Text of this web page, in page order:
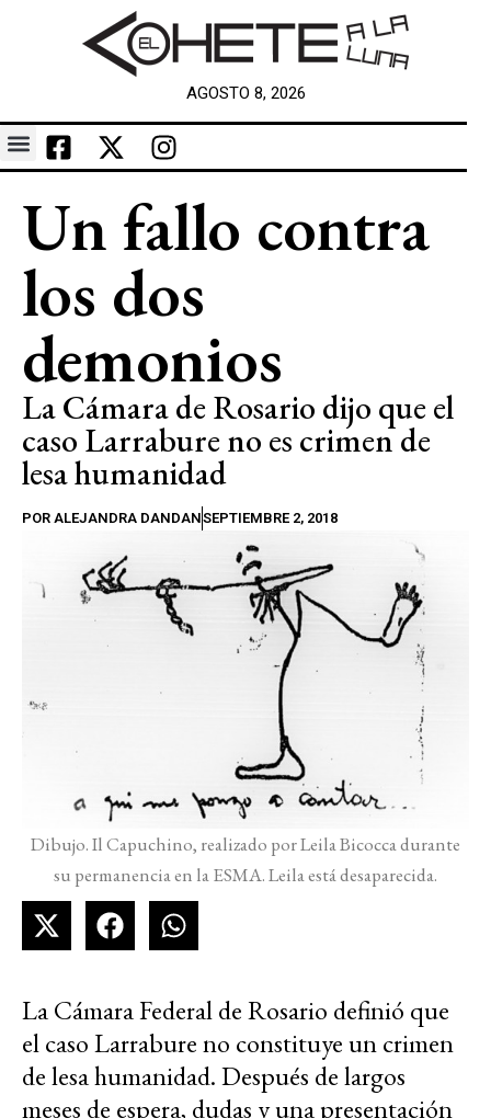
AGOSTO 8, 2026
Un fallo contra
los dos
demonios
La Cámara de Rosario dijo que el
caso Larrabure no es crimen de
lesa humanidad
POR ALEJANDRA DANDANSEPTIEMBRE 2, 2018
Dibujo. Il Capuchino, realizado por Leila Bicocca durante
su permanencia en la ESMA. Leila está desaparecida.
La Cámara Federal de Rosario definió que
el caso Larrabure no constituye un crimen
de lesa humanidad. Después de largos
meses de espera, dudas y una presentación